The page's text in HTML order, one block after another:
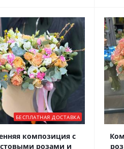
БЕСПЛАТНАЯ ДОСТАВКА
композиция с
розами и